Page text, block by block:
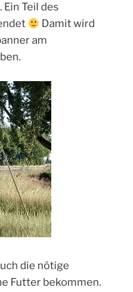
Teil des
Damit wird
am
die nötige
Futter bekommen.